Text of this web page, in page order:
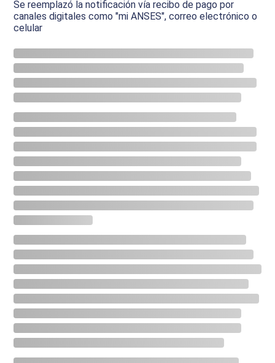
Se reemplazó la notificación vía recibo de pago por
canales digitales como "mi ANSES", correo electrónico o
celular